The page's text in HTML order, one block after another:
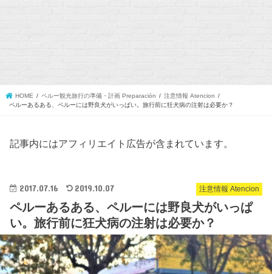
HOME ペルー観光旅行の準備・計画 Preparación
注意情報 Atencion
ペルーあるある、ペルーには野良犬がいっぱい。旅行前に狂犬病の注射は必要か？
記事内にはアフィリエイト広告が含まれています。
注意情報 Atencion
2017.07.16 2019.10.07
ペルーあるある、ペルーには野良犬がいっぱ
い。旅行前に狂犬病の注射は必要か？